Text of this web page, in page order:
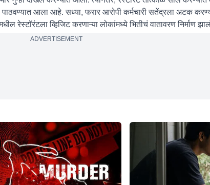
पाठवण्यात आला आहे. सध्या, फरार आरोपी कर्मचारी सतेंद्रला अटक
रेस्टॉरंटला व्हिजिट करणाऱ्या लोकांमध्ये भितीचं वातावरण निर्माण
ADVERTISEMENT